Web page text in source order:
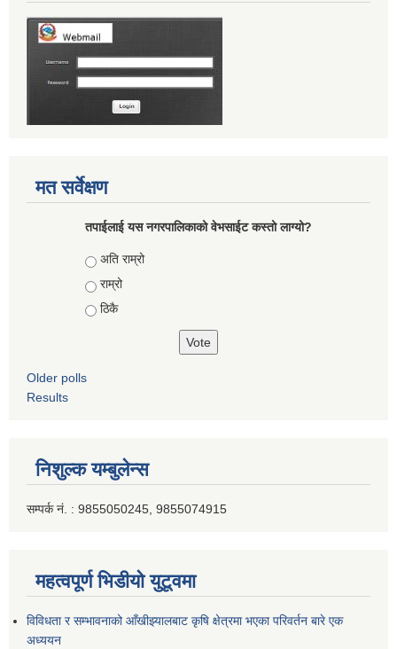
मत सर्वेक्षण
तपाईलाई यस नगरपालिकाको वेभसाईट कस्तो लाग्यो?
Choices
अति राम्रो
राम्रो
ठिकै
Older polls
Results
निशुल्क यम्बुलेन्स
सम्पर्क नं. : 9855050245, 9855074915
महत्वपूर्ण भिडीयो युटूवमा
विविधता र सम्भावनाको आँखीझ्यालबाट कृषि क्षेत्रमा भएका परिवर्तन बारे एक
अध्ययन